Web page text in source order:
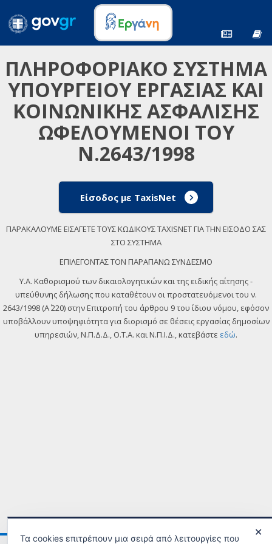
ΠΛΗΡΟΦΟΡΙΑΚΟ ΣΥΣΤΗΜΑ
ΥΠΟΥΡΓΕΙΟΥ ΕΡΓΑΣΙΑΣ ΚΑΙ
ΚΟΙΝΩΝΙΚΗΣ ΑΣΦΑΛΙΣΗΣ
ΩΦΕΛΟΥΜΕΝΟΙ ΤΟΥ
Ν.2643/1998
Είσοδος με TaxisNet
ΠΑΡΑΚΑΛΟΥΜΕ ΕΙΣΑΓΕΤΕ ΤΟΥΣ ΚΩΔΙΚΟΥΣ TAXISNET ΓΙΑ ΤΗΝ ΕΙΣΟΔΟ ΣΑΣ
ΣΤΟ ΣΥΣΤΗΜΑ
ΕΠΙΛΕΓΟΝΤΑΣ ΤΟΝ ΠΑΡΑΠΑΝΩ ΣΥΝΔΕΣΜΟ
Y.A. Καθορισμού των δικαιολογητικών και της ειδικής αίτησης -
υπεύθυνης δήλωσης που καταθέτουν οι προστατευόμενοι του ν.
2643/1998 (Α΄ 220) στην Επιτροπή του άρθρου 9 του ίδιου νόμου, εφόσον
υποβάλλουν υποψηφιότητα για διορισμό σε θέσεις εργασίας δημοσίων
υπηρεσιών, Ν.Π.Δ.Δ., Ο.Τ.Α. και Ν.Π.Ι.Δ., κατεβάστε εδώ.
✕
Τα cookies επιτρέπουν μια σειρά από λειτουργίες που